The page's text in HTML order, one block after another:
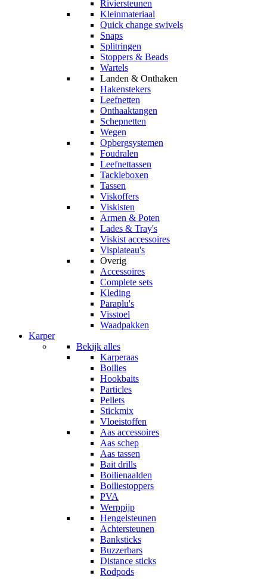
Riviersteunen
Kleinmateriaal
Quick change swivels
Snaps
Splitringen
Stoppers & Beads
Wartels
Landen & Onthaken
Hakenstekers
Leefnetten
Onthaaktangen
Schepnetten
Wegen
Opbergsystemen
Foudralen
Leefnettassen
Tackleboxen
Tassen
Viskoffers
Viskisten
Armen & Poten
Lades & Tray's
Viskist accessoires
Visplateau's
Overig
Accessoires
Complete sets
Kleding
Paraplu's
Visstoel
Waadpakken
Karper
Bekijk alles
Karperaas
Boilies
Hookbaits
Particles
Pellets
Stickmix
Vloeistoffen
Aas accessoires
Aas schep
Aas tassen
Bait drills
Boilienaalden
Boiliestoppers
PVA
Werppijp
Hengelsteunen
Achtersteunen
Banksticks
Buzzerbars
Distance sticks
Rodpods